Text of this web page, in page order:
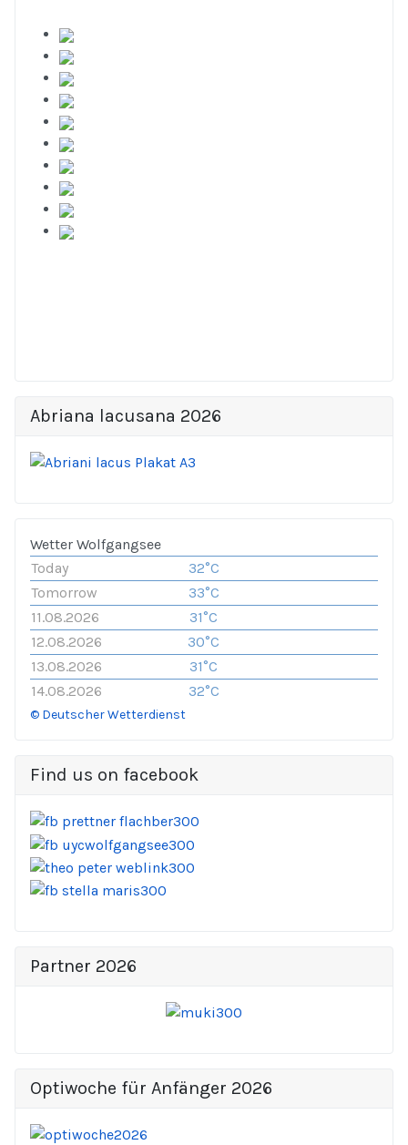
Abriana lacusana 2026
Wetter Wolfgangsee
Today
32°C
Tomorrow
33°C
11.08.2026
31°C
12.08.2026
30°C
13.08.2026
31°C
14.08.2026
32°C
© Deutscher Wetterdienst
Find us on facebook
Partner 2026
Optiwoche für Anfänger 2026